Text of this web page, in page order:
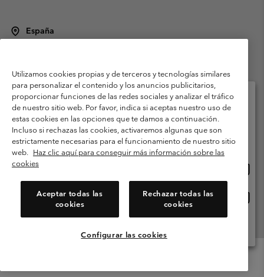
España
Condiciones de uso
Terminos de Venta
Garantía
Política de Privacidad
Términos y condiciones del programa de miembros
Términos De Uso Del Contenido Generado Por Los Usuarios
Impressum
Cookies Public CBCR
Utilizamos cookies propias y de terceros y tecnologías similares
para personalizar el contenido y los anuncios publicitarios,
proporcionar funciones de las redes sociales y analizar el tráfico
de nuestro sitio web. Por favor, indica si aceptas nuestro uso de
estas cookies en las opciones que te damos a continuación.
Incluso si rechazas las cookies, activaremos algunas que son
estrictamente necesarias para el funcionamiento de nuestro sitio
web. Haz clic aquí para conseguir más información sobre las
cookies
Aceptar todas las
cookies
Rechazar todas las
cookies
Configurar las cookies
Selecciona tu país e idioma envío
Compras en línea disponibles
línea
España
Ver Todos Los Países